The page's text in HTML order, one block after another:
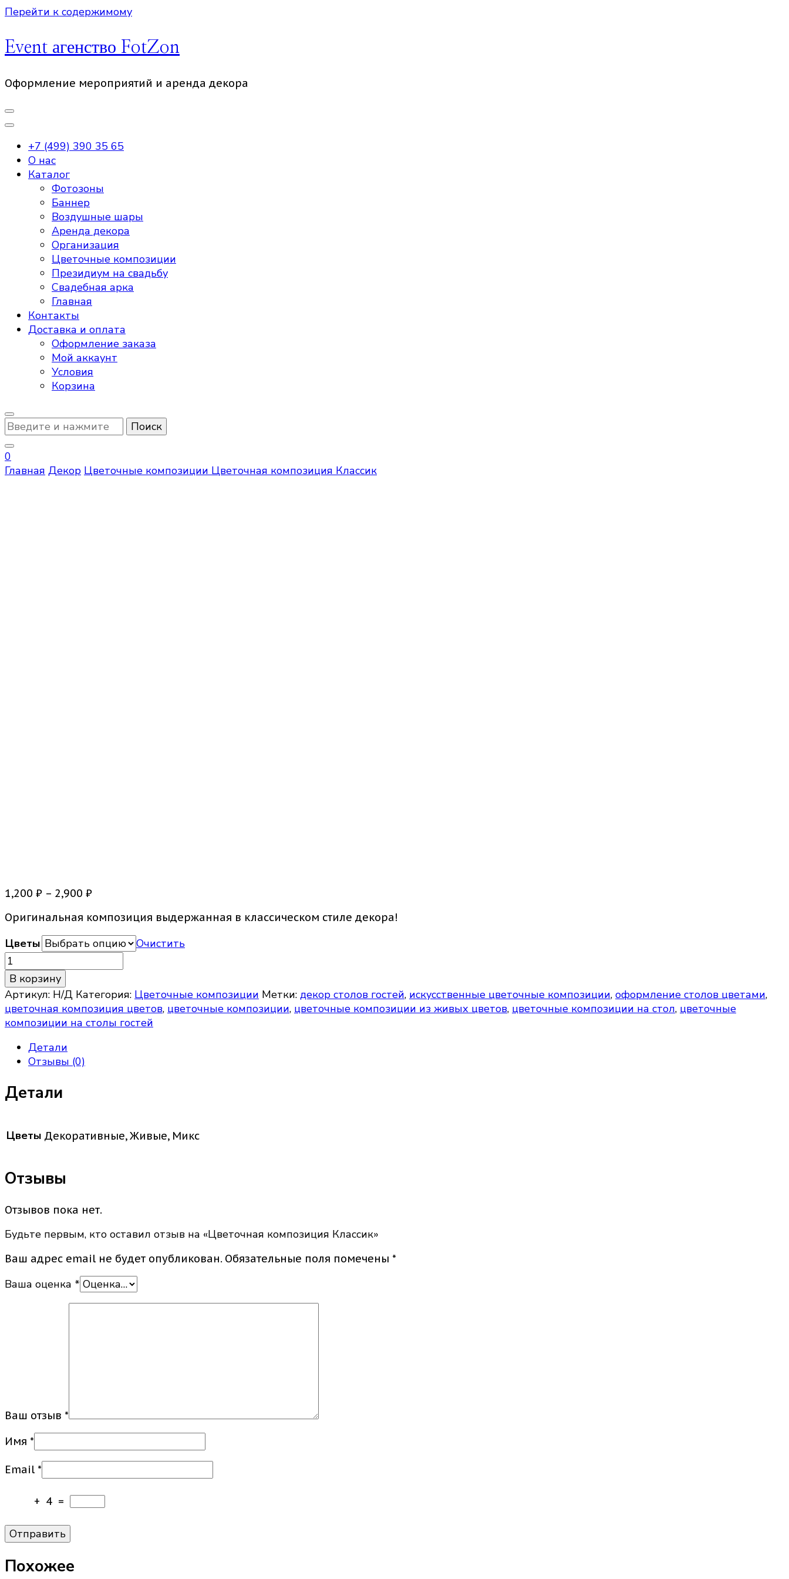
Перейти к содержимому
Event агенство FotZon
Оформление мероприятий и аренда декора
+7 (499) 390 35 65
О нас
Каталог
Фотозоны
Баннер
Воздушные шары
Аренда декора
Организация
Цветочные композиции
Президиум на свадьбу
Свадебная арка
Главная
Контакты
Доставка и оплата
Оформление заказа
Мой аккаунт
Условия
Корзина
Ищите
что-
то?
0
Главная Декор Цветочные композиции Цветочная композиция Классик
1,200 ₽ – 2,900 ₽Диапазон
1,200 ₽
–
2,900 ₽
Оригинальная композиция выдержанная в классическом стиле декора!
Цветы
Очистить
Количество
товара
Цветочная
композиция
Классик
В корзину
Артикул: Н/Д Категория: Цветочные композиции Метки: декор столов гостей, искусственные цветочные композиции, оформление столов цветами,
цветочная композиция цветов, цветочные композиции, цветочные композиции из живых цветов, цветочные композиции на стол, цветочные
композиции на столы гостей
Детали
Отзывы (0)
Детали
Цветы Декоративные, Живые, Микс
Отзывы
Отзывов пока нет.
Будьте первым, кто оставил отзыв на «Цветочная композиция Классик»
Ваш адрес email не будет опубликован. Обязательные поля помечены *
Ваша оценка *
Ваш отзыв *
Имя *
Email *
+ 4 =
Похожее